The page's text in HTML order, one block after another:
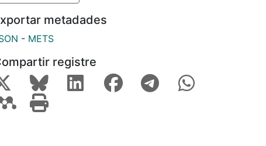
metadades
- METS
registre